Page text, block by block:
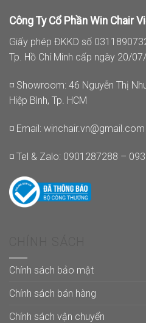
Công Ty Cổ Phần Win Chair
Giấy phép ĐKKD số
Tp. Hồ Chí Minh cấp ngày 20/
◽ Showroom: 46 Nguyễn Thị
Hiệp Bình, Tp. HCM
◽ Email: winchair.vn@gmail.com
◽ Tel & Zalo: 0901287288 –
Chính sách bảo mật
Chính sách bán hàng
Chính sách vận chuyển